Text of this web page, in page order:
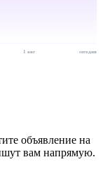
1 авг сегодня
объявление на
вам напрямую.